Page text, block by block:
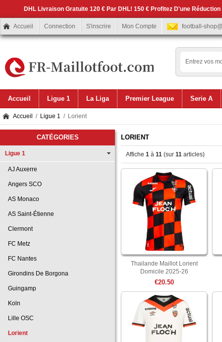
DHL Livraison Gratuite 120 € Par DHL! 150 € Profitez D'une
Accueil Connection S'inscrire Mon Compte football-
Accueil Ligue 1 La Liga Premier League Serie A
Accueil / Ligue 1 / Lorient
CATÉGORIES
Ligue 1
AJ Auxerre
Angers SCO
AS Monaco
AS Saint-Étienne
Clermont
FC Metz
FC Nantes
Girondins De Borgona
Guingamp
Koln
Lille OSC
Lorient
LORIENT
Affiche 1 à 11 (sur 11 articles)
Thailande Maillot Lorient
Domicile 2025-26
€20.50